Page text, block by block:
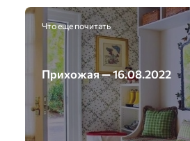
Что еще почитать
Прихожая — 16.08.2022